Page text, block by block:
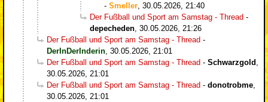
- Smeller 30.05.2026, 21:40
Der Fußball und Sport am Samstag - Thread -
depecheden 30.05.2026, 21:26
Der Fußball und Sport am Samstag - Thread -
DerInDerInderin 30.05.2026, 21:01
Der Fußball und Sport am Samstag - Thread - Schwarzgold
30.05.2026, 21:01
Der Fußball und Sport am Samstag - Thread - donotrobme
30.05.2026, 21:01